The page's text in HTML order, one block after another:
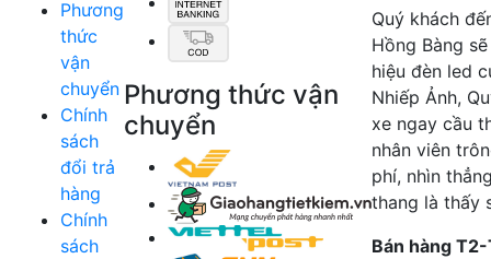
Phương
thức
vận
chuyển
Chính
sách
đổi trả
hàng
Chính
sách
Phương thức vận
chuyển
Quý khách
Hồng Bàng
hiệu đèn led
Nhiếp Ảnh,
xe ngay cầu
nhân viên
phí, nhìn
thang là thấy
Bán hàng